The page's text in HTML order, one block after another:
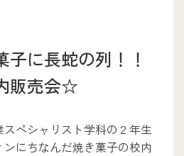
ター学科
ェルジュ学科
学科
ンジェ学科
子に長蛇の列！！
販売会☆
ペシャリスト学科の２年生
にちなんだ焼き菓子の校内